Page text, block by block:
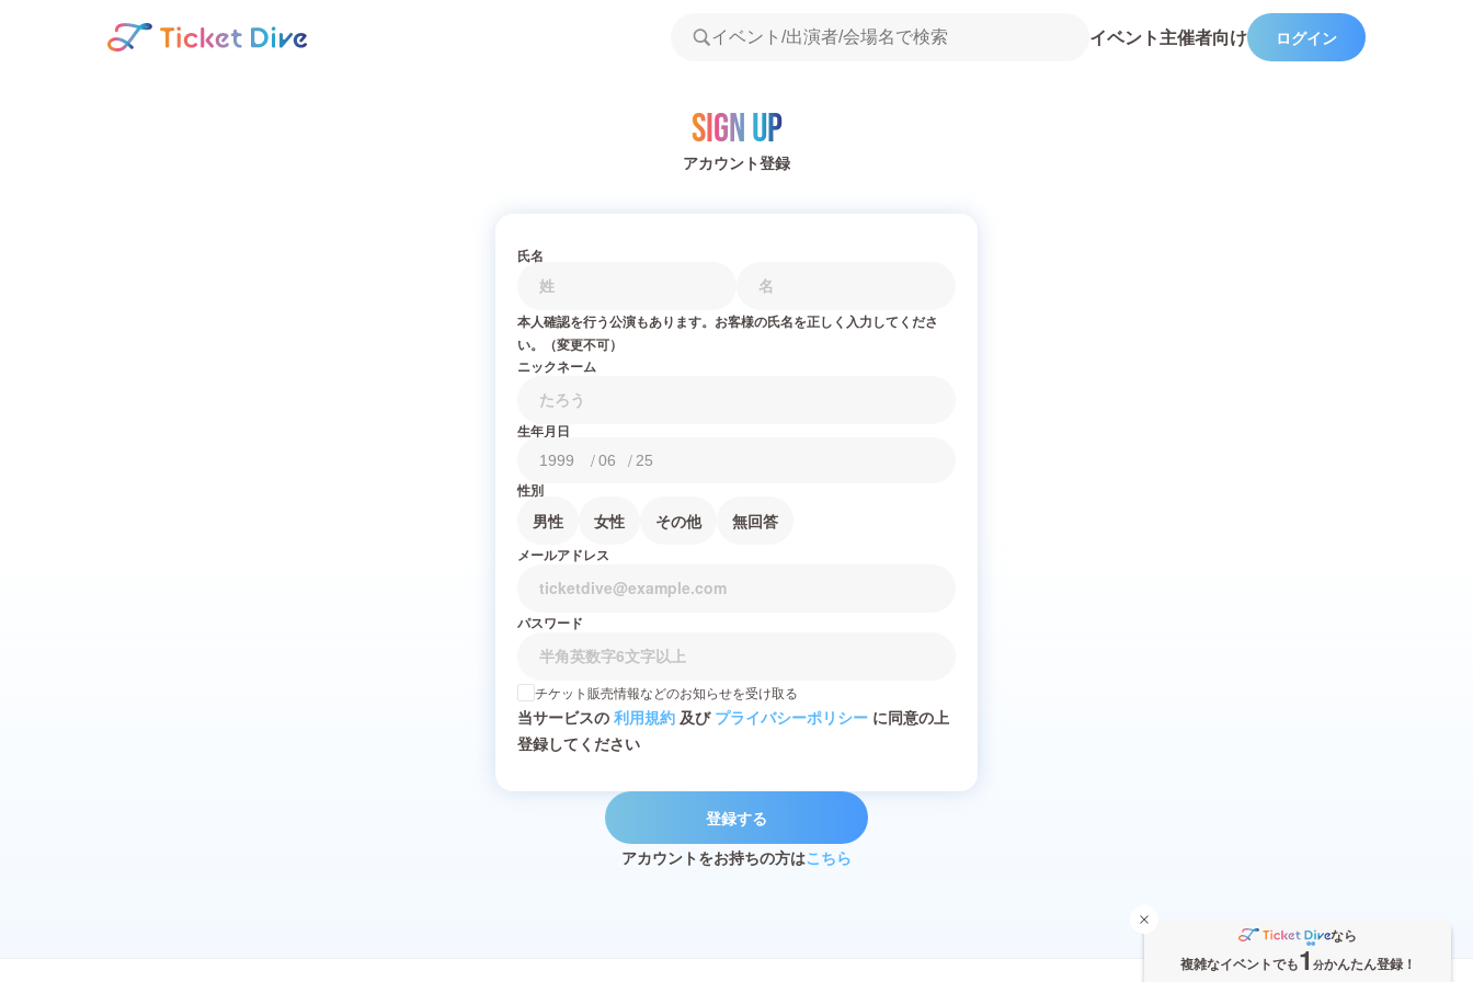
イベント主催者向け ログイン
Sign Up
アカウント登録
氏名
本人確認を行う公演もあります。お客様の氏名を正しく入力してくださ
い。（変更不可）
ニックネーム
生年月日
/ /
性別
男性 女性 その他 無回答
メールアドレス
パスワード
チケット販売情報などのお知らせを受け取る
当サービスの 利用規約 及び プライバシーポリシー に同意の上
登録してください
登録する
アカウントをお持ちの方はこちら
なら
複雑なイベントでも1 分かんたん登録！